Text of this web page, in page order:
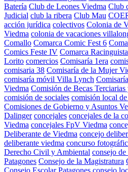
Batería Club de Leones Viedma Club
Judicial club la ribera Club Mau
acción jurídica colectivos Colonia de
Viedma colonia de vacaciones
Comallo Comarca Comic Fest 6
Comics Feste IV Comarca Racinguista
Lorito comercios Comisaría 1era
comisaria 38 Comisaría de la Mujer
comisaría móvil Villa Lynch
Viedma Comisión de Becas
comisión de sociales comisión local
Comisiones de Gobierno y Asuntos
Dalinger concejales concejales de la
Viedma concejales FpV Viedma
Deliberante de Viedma concejo
deliberante viedma concurso
Derecho Civil y Ambiental consejo de
Patagones Consejo de la Magistratura
Consejo Escolar Patagones consejo